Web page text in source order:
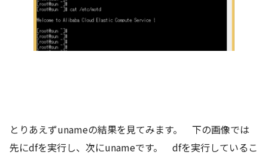
とりあえずunameの結果を見てみます。 下の画像では
先にdfを実行し、次にunameです。 dfを実行しているこ